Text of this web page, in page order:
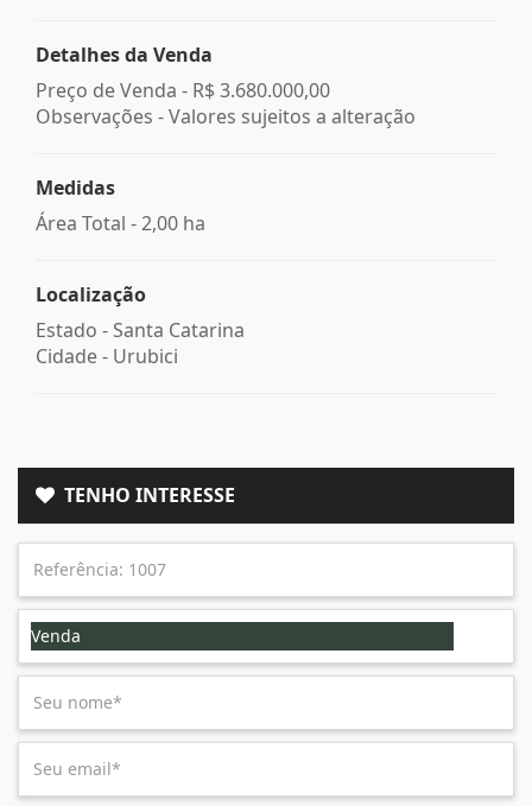
Detalhes da Venda
Preço de Venda - R$ 3.680.000,00
Observações - Valores sujeitos a alteração
Medidas
Área Total - 2,00 ha
Localização
Estado - Santa Catarina
Cidade - Urubici
TENHO INTERESSE
Venda